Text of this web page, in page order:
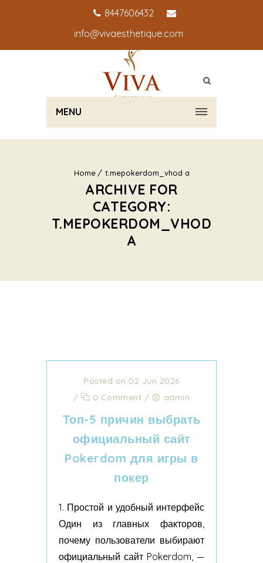
8447606432
info@vivaesthetique.com
MENU
Home t.mepokerdom_vhod a
ARCHIVE FOR
CATEGORY:
T.MEPOKERDOM_VHOD
A
Posted on 02 Jun 2026
/
0 Comment / admin
Топ-5 причин выбрать
официальный сайт
Pokerdom для игры в
покер
1. Простой и удобный интерфейс
Один из главных факторов,
почему пользователи выбирают
официальный сайт Pokerdom, —